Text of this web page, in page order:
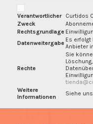
Verantwortlicher
Curtidos
Zweck
Rechtsgrundlage
Datenweitergabe Es erfolgt
Anbieter
Rechte
Sie
Weitere
Informationen
Siehe